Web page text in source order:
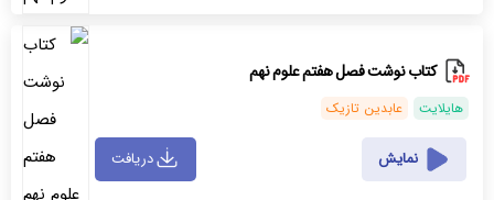
کتاب نوشت فصل هفتم علوم نهم
هایلایت عابدین تازیک
نمایش دریافت